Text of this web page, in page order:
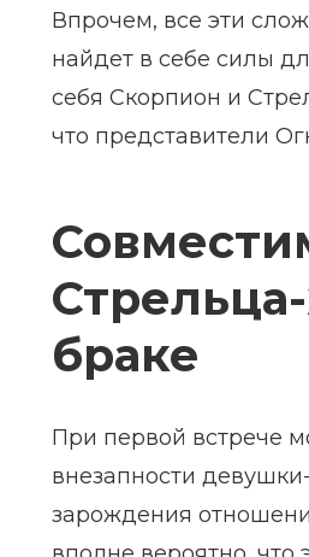
Впрочем, все эти
найдет в себе силы
себя Скорпион и
что представители
браке
При первой встрече
внезапности
зарождения